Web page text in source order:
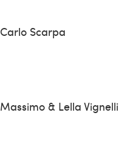
Carlo Scarpa
Massimo & Lella Vignelli